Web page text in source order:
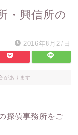
・興信所の
2016年8月27日
があります
探偵事務所をご